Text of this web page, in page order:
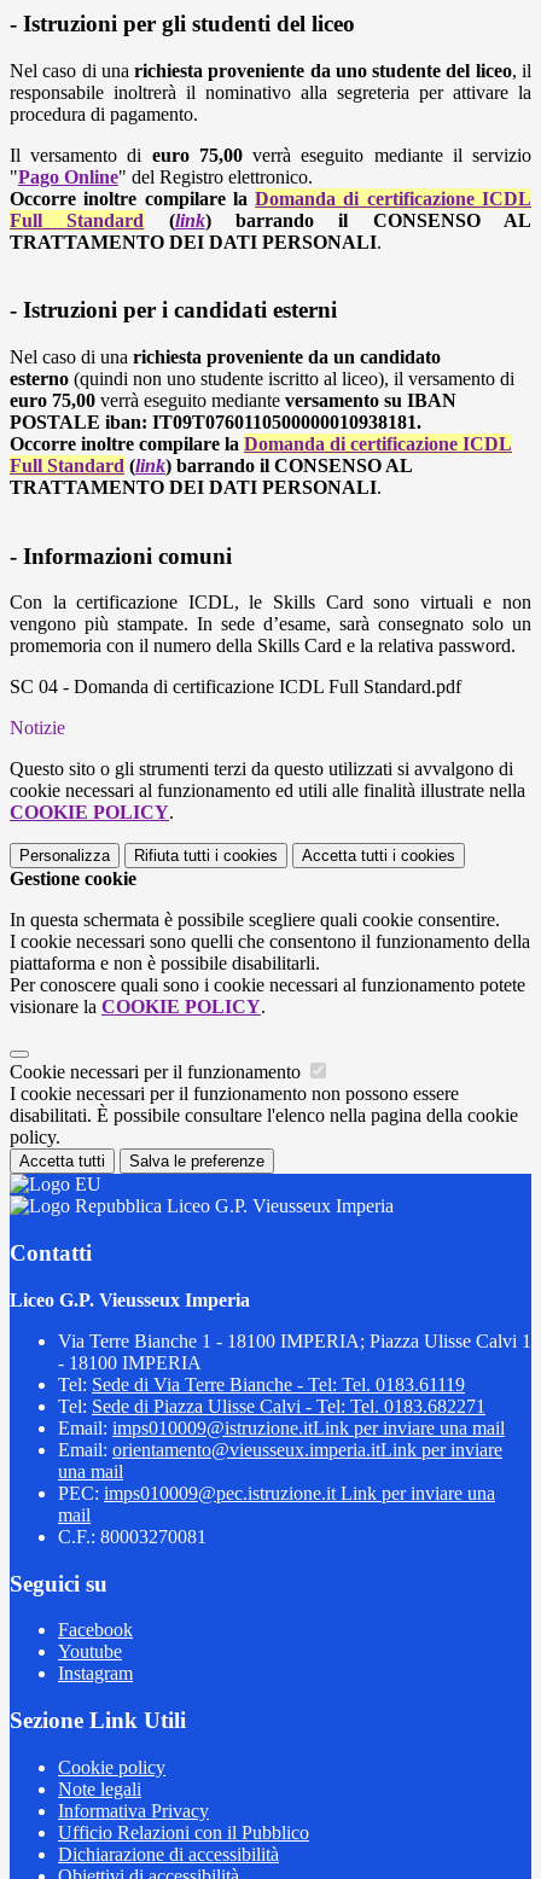
- Istruzioni per gli studenti del liceo
Nel caso di unarichiesta proveniente da uno studente del liceo, il
responsabile inoltrerà il nominativo alla segreteria per attivare la
procedura di pagamento.
Il versamento di euro 75,00verrà eseguito mediante il servizio
"Pago Online" del Registro elettronico.
Occorre inoltre compilare laDomanda di certificazione ICDL
Full Standard (link) barrando il CONSENSO AL
TRATTAMENTO DEI DATI PERSONALI.
- Istruzioni per i candidati esterni
Nel caso di una richiesta proveniente da un candidato
esterno (quindi non uno studente iscritto al liceo), il versamento di
euro 75,00 verrà eseguito mediante versamento su IBAN
POSTALE iban: IT09T0760110500000010938181.
Occorre inoltre compilare la Domanda di certificazione ICDL
Full Standard (link) barrando il CONSENSO AL
TRATTAMENTO DEI DATI PERSONALI.
- Informazioni comuni
Con la certificazione ICDL, le Skills Card sono virtuali e non
vengono più stampate. In sede d’esame, sarà consegnato solo un
promemoria con il numero della Skills Card e la relativa password.
SC 04 - Domanda di certificazione ICDL Full Standard.pdf
Notizie
Questo sito o gli strumenti terzi da questo utilizzati si avvalgono di
cookie necessari al funzionamento ed utili alle finalità illustrate nella
COOKIE POLICY.
Personalizza Rifiuta tutti i cookies Accetta tutti i cookies
Gestione cookie
In questa schermata è possibile scegliere quali cookie consentire.
I cookie necessari sono quelli che consentono il funzionamento della
piattaforma e non è possibile disabilitarli.
Per conoscere quali sono i cookie necessari al funzionamento potete
visionare la COOKIE POLICY.
Cookie necessari per il funzionamento
I cookie necessari per il funzionamento non possono essere
disabilitati. È possibile consultare l'elenco nella pagina della cookie
policy.
Accetta tutti Salva le preferenze
Liceo G.P. Vieusseux Imperia
Contatti
Liceo G.P. Vieusseux Imperia
Via Terre Bianche 1 - 18100 IMPERIA; Piazza Ulisse Calvi 1
- 18100 IMPERIA
Tel: Sede di Via Terre Bianche - Tel: Tel. 0183.61119
Tel: Sede di Piazza Ulisse Calvi - Tel: Tel. 0183.682271
Email: imps010009@istruzione.itLink per inviare una mail
Email: orientamento@vieusseux.imperia.itLink per inviare
una mail
PEC: imps010009@pec.istruzione.it Link per inviare una
mail
C.F.: 80003270081
Seguici su
Facebook
Youtube
Instagram
Sezione Link Utili
Cookie policy
Note legali
Informativa Privacy
Ufficio Relazioni con il Pubblico
Dichiarazione di accessibilità